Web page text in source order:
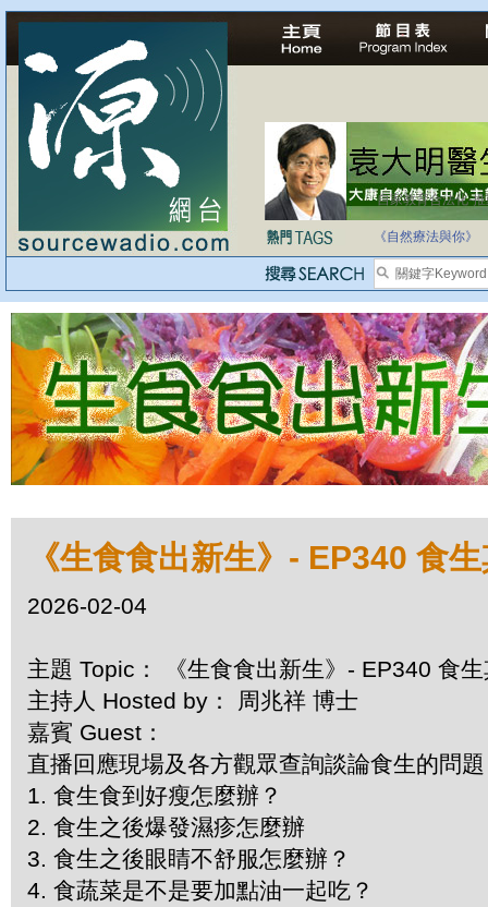
自家教育合法化-
《自然療法與你》
《生食食出新生》- EP340 食
2026-02-04
主題 Topic： 《生食食出新生》- EP340 食
主持人 Hosted by： 周兆祥 博士
嘉賓 Guest：
直播回應現場及各方觀眾查詢談論食生的問
1. 食生食到好瘦怎麼辦？
2. 食生之後爆發濕疹怎麼辦
3. 食生之後眼睛不舒服怎麼辦？
4. 食蔬菜是不是要加點油一起吃？